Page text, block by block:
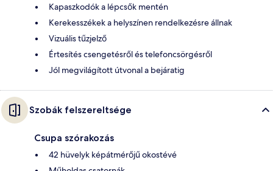
Kapaszkodók a lépcsők mentén
Kerekesszékek a helyszínen rendelkezésre állnak
Vizuális tűzjelző
Értesítés csengetésről és telefoncsörgésről
Jól megvilágított útvonal a bejáratig
Szobák felszereltsége
Csupa szórakozás
42 hüvelyk képátmérőjű okostévé